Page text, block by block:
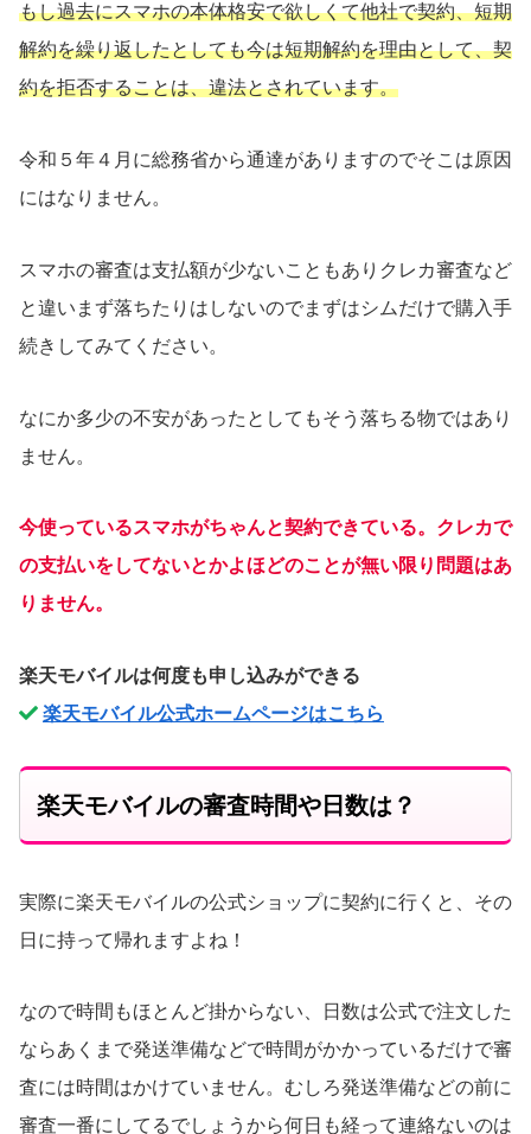
もし過去にスマホの本体格安で欲しくて他社で契約、短期
解約を繰り返したとしても今は短期解約を理由として、契
約を拒否することは、違法とされています。
令和５年４月に総務省から通達がありますのでそこは原因
にはなりません。
スマホの審査は支払額が少ないこともありクレカ審査など
と違いまず落ちたりはしないのでまずはシムだけで購入手
続きしてみてください。
なにか多少の不安があったとしてもそう落ちる物ではあり
ません。
今使っているスマホがちゃんと契約できている。クレカで
の支払いをしてないとかよほどのことが無い限り問題はあ
りません。
楽天モバイルは何度も申し込みができる
楽天モバイル公式ホームページはこちら
楽天モバイルの審査時間や日数は？
実際に楽天モバイルの公式ショップに契約に行くと、その
日に持って帰れますよね！
なので時間もほとんど掛からない、日数は公式で注文した
ならあくまで発送準備などで時間がかかっているだけで審
査には時間はかけていません。むしろ発送準備などの前に
審査一番にしてるでしょうから何日も経って連絡ないのは